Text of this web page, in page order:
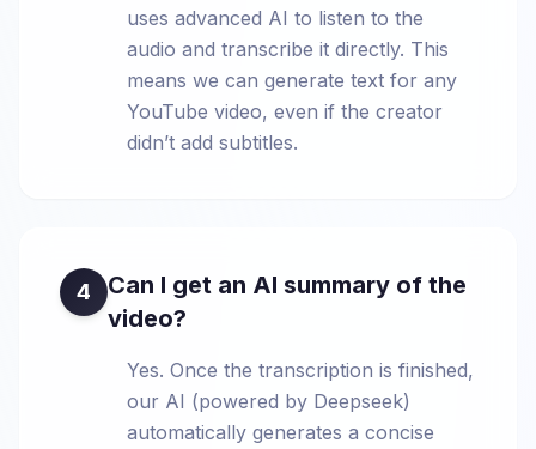
uses advanced AI to listen to the
audio and transcribe it directly. This
means we can generate text for any
YouTube video, even if the creator
didn’t add subtitles.
4
Can I get an AI summary of the
video?
Yes. Once the transcription is finished,
our AI (powered by Deepseek)
automatically generates a concise